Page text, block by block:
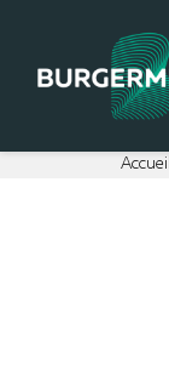
Accueil